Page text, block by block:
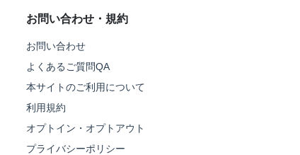
お問い合わせ・規約
お問い合わせ
よくあるご質問QA
本サイトのご利用について
利用規約
オプトイン・オプトアウト
プライバシーポリシー